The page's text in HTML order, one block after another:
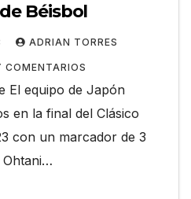
Béisbol
ADRIAN TORRES
COMENTARIOS
El equipo de Japón
en la final del Clásico
con un marcador de 3